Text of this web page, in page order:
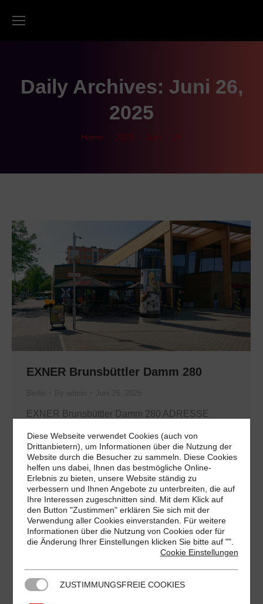
Daily Archives: Juni 26,
2025
You are here:
Home 2025 Juni 26
EXNER Brunsbüttler Damm 280
EXNER Brunsbüttler Damm 280 ADRESSE
ÖFFNUNGSZEITEN Montag 06:00–19:00
Dienstag 06:00–19:00 Mittwoch 06:00–19:00
Donnerstag 06:00–19:00 Freitag 06:00–19:00
Samstag 06:00–19:00 Sonntag 07:00–12:00
VORTEILE Displaywerbung in Supermärkten im
Großraum Berlin und Umgebung animierte
Werbung im Kassenbereich mit brillanter Qualität
Wochen im Jahr monatlich über…
Diese Webseite verwendet Cookies (auch von
Drittanbietern), um Informationen über die Nutzung der
Website durch die Besucher zu sammeln. Diese Cookies
helfen uns dabei, Ihnen das bestmögliche Online-
Erlebnis zu bieten, unsere Website ständig zu
verbessern und Ihnen Angebote zu unterbreiten, die auf
Ihre Interessen zugeschnitten sind. Mit dem Klick auf
den Button "Zustimmen" erklären Sie sich mit der
Verwendung aller Cookies einverstanden. Für weitere
Informationen über die Nutzung von Cookies oder für
die Änderung Ihrer Einstellungen klicken Sie bitte auf "
Cookie Einstellungen
".
ZUSTIMMUNGSFREIE COOKIES